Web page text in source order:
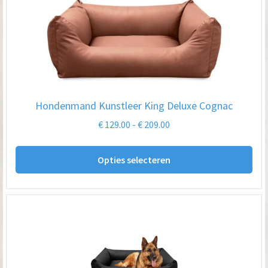
Hondenmand Kunstleer King Deluxe Cognac
€ 129.00 - € 209.00
€ 209.00
Opties selecteren
Dit